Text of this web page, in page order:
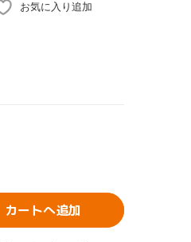
お気に入り追加
カートへ追加